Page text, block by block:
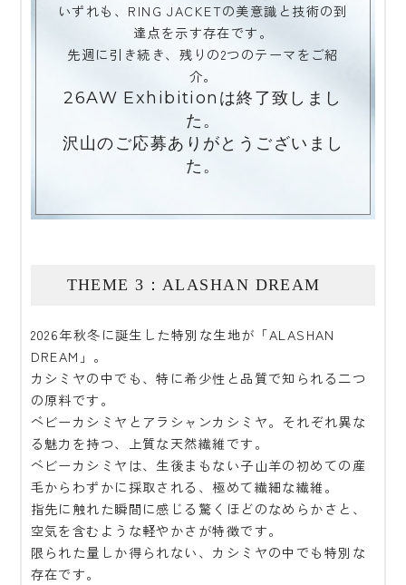
いずれも、RING JACKETの美意識と技術の到
達点を示す存在です。
先週に引き続き、残りの2つのテーマをご紹
介。
26AW Exhibitionは終了致しまし
た。
沢山のご応募ありがとうございまし
た。
THEME 3：ALASHAN DREAM
2026年秋冬に誕生した特別な生地が「ALASHAN
DREAM」。
カシミヤの中でも、特に希少性と品質で知られる二つ
の原料です。
ベビーカシミヤとアラシャンカシミヤ。それぞれ異な
る魅力を持つ、上質な天然繊維です。
ベビーカシミヤは、生後まもない子山羊の初めての産
毛からわずかに採取される、極めて繊細な繊維。
指先に触れた瞬間に感じる驚くほどのなめらかさと、
空気を含むような軽やかさが特徴です。
限られた量しか得られない、カシミヤの中でも特別な
存在です。